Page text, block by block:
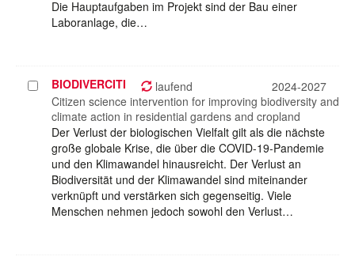
Die Hauptaufgaben im Projekt sind der Bau einer
Laboranlage, die…
Projekt
auswählen
BIODIVERCITI laufend
2024-2027
Citizen science intervention for improving biodiversity and
climate action in residential gardens and cropland
Der Verlust der biologischen Vielfalt gilt als die nächste
große globale Krise, die über die COVID-19-Pandemie
und den Klimawandel hinausreicht. Der Verlust an
Biodiversität und der Klimawandel sind miteinander
verknüpft und verstärken sich gegenseitig. Viele
Menschen nehmen jedoch sowohl den Verlust…